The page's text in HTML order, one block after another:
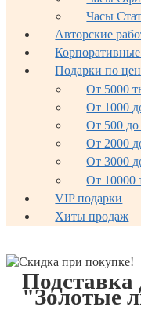
Часы
Авторские
Подарки по
От 5000
От 1000
От 500 до
От 2000
От 3000
От 10000
VIP подарки
Хиты продаж
Подставка
"Золотые